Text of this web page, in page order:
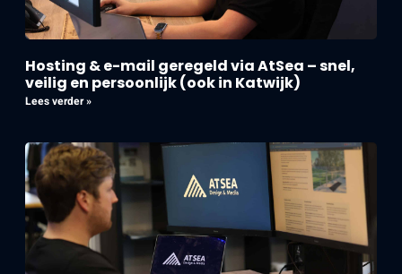
Hosting & e-mail geregeld via AtSea – snel,
veilig en persoonlijk (ook in Katwijk)
Lees verder »